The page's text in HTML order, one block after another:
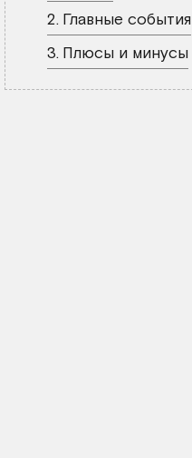
Главные события
Плюсы и минусы